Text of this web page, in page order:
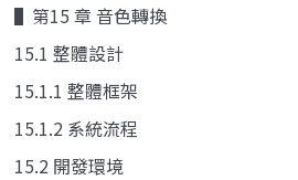
▌第15 章 音色轉換
15.1 整體設計
15.1.1 整體框架
15.1.2 系統流程
15.2 開發環境